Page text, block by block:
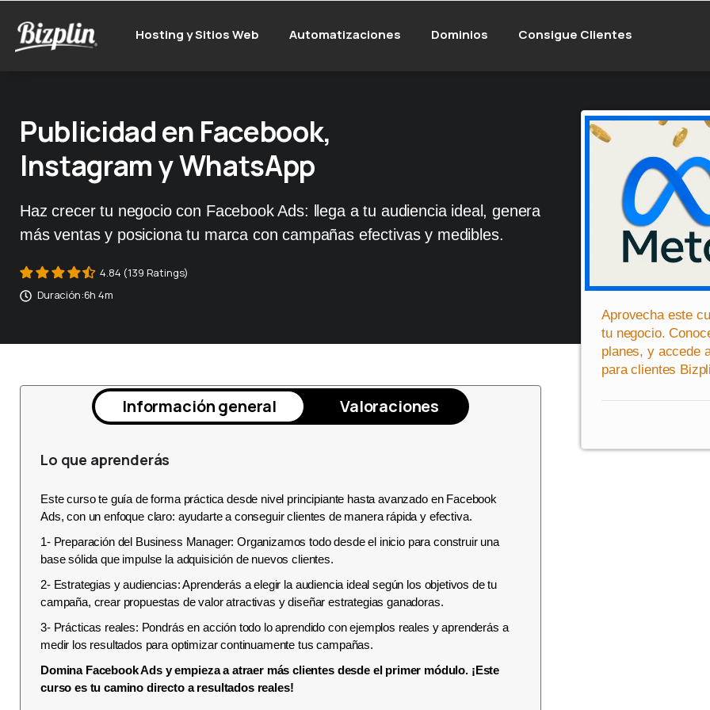
Hosting y Sitios Web Automatizaciones Dominios Consigue Clientes
Publicidad en Facebook,
Instagram y WhatsApp
Haz crecer tu negocio con Facebook Ads: llega a tu audiencia ideal, genera
más ventas y posiciona tu marca con campañas efectivas y medibles.
4.84 (139 Ratings)
Duración:6h 4m
Información general Valoraciones
Lo que aprenderás
Este curso te guía de forma práctica desde nivel principiante hasta avanzado en Facebook
Ads, con un enfoque claro: ayudarte a conseguir clientes de manera rápida y efectiva.
1- Preparación del Business Manager: Organizamos todo desde el inicio para construir una
base sólida que impulse la adquisición de nuevos clientes.
2- Estrategias y audiencias: Aprenderás a elegir la audiencia ideal según los objetivos de tu
campaña, crear propuestas de valor atractivas y diseñar estrategias ganadoras.
3- Prácticas reales: Pondrás en acción todo lo aprendido con ejemplos reales y aprenderás a
medir los resultados para optimizar continuamente tus campañas.
Domina Facebook Ads y empieza a atraer más clientes desde el primer módulo. ¡Este
curso es tu camino directo a resultados reales!
Aprovecha este
tu negocio.
planes, y accede
para clientes